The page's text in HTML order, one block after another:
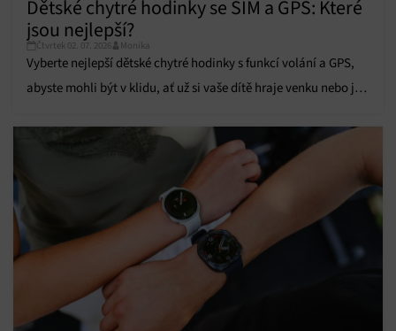
Přiřazování a kombinování údajů z jiných zdrojů
údajů, Propojení různých zařízení, Identifikace
zařízení na základě automaticky přenášených
informací.
Zajištění bezpečnosti, předcházení a zjišťování
voleb ochrany osobních údajů.
Dětské chytré hodinky se SIM a GPS: Které
jsou nejlepší?
Čtvrtek 02. 07. 2026 Monika
Vyberte nejlepší dětské chytré hodinky s funkcí volání a GPS,
abyste mohli být v klidu, ať už si vaše dítě hraje venku nebo je